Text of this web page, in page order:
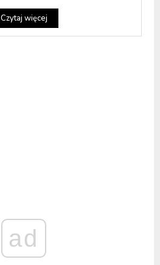
Czytaj więcej
ad